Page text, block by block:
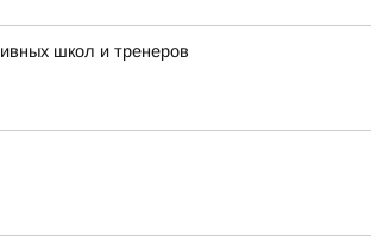
школ и тренеров